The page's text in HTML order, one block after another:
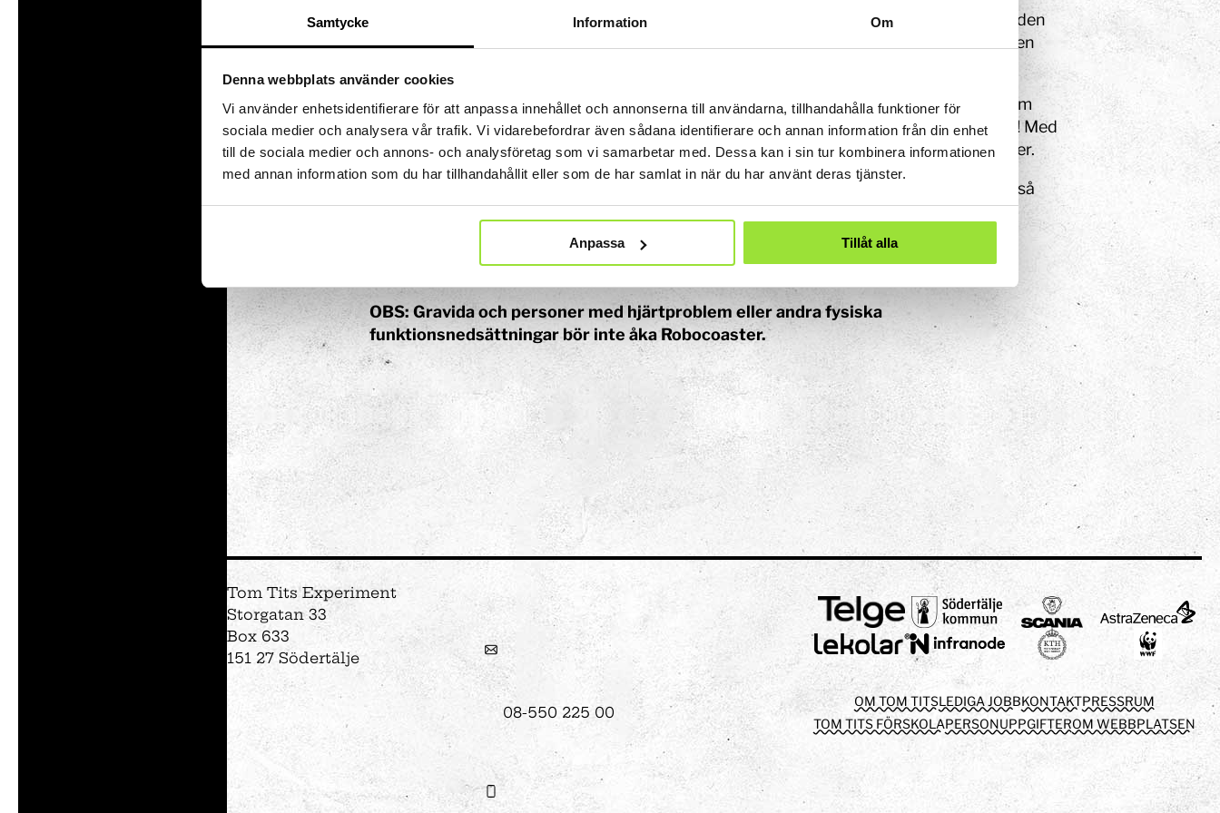
Samtycke Information Om
Denna webbplats använder cookies
Vi använder enhetsidentifierare för att anpassa innehållet och annonserna till användarna, tillhandahålla funktioner för
sociala medier och analysera vår trafik. Vi vidarebefordrar även sådana identifierare och annan information från din enhet
till de sociala medier och annons- och analysföretag som vi samarbetar med. Dessa kan i sin tur kombinera informationen
med annan information som du har tillhandahållit eller som de har samlat in när du har använt deras tjänster.
Anpassa Tillåt alla
Utställningar
Såpbubbelshow
Experiment
Konst
Ljusinstallationen Stella
Vem är du på Tom Tits?
Föräldralediga
Forskaren
Kreatören
Den fartfyllda
Den kluriga
Intresseanmälan
programmerade rörelse är den utrustad med ett så kallat hårdvarulås. Det innebär att den
är blockerad med fysiska hinder i form av metallskenor som gör det omöjligt för roboten
Robocoaster når nära sex meter upp i luften räknat från piedestalen. Piedestalen är fem
meter hög. Sammantaget kommer man som högst närmare elva meter över marknivå! Med
sina sex axlar klarar roboten att vrida och snurra passagerarna samtidigt på flera ledder.
Robocoaster är programmerad för fem olika åkturer. Denna typ av robot används också
som simulator och i forskning kring rymdflyg.
120 cm för nivå 1 & 2.
OBS: Gravida och personer med hjärtproblem eller andra fysiska
funktionsnedsättningar bör inte åka Robocoaster.
Tom Tits Experiment
Storgatan 33
Box 633
151 27 Södertälje
08-550 225 00
OM TOM TITSLEDIGA JOBBKONTAKTPRESSRUM
TOM TITS FÖRSKOLAPERSONUPPGIFTEROM WEBBPLATSEN